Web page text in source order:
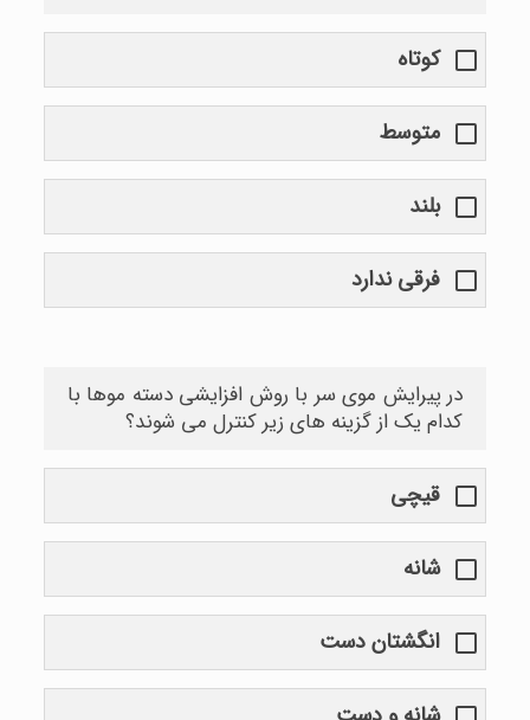
کوتاه
متوسط
بلند
فرقی ندارد
در پیرایش موی سر با روش افزایشی دسته موها با
کدام یک از گزینه های زیر کنترل می شوند؟
قیچی
شانه
انگشتان دست